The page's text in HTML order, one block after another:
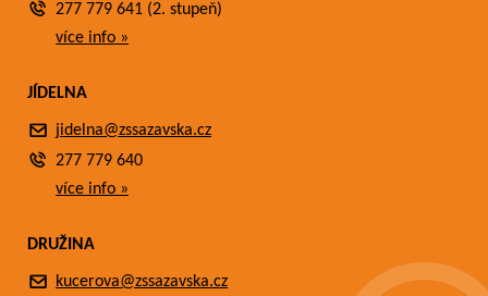
277 779 641 (2. stupeň)
více info »
JÍDELNA
jidelna@zssazavska.cz
277 779 640
více info »
DRUŽINA
kucerova@zssazavska.cz